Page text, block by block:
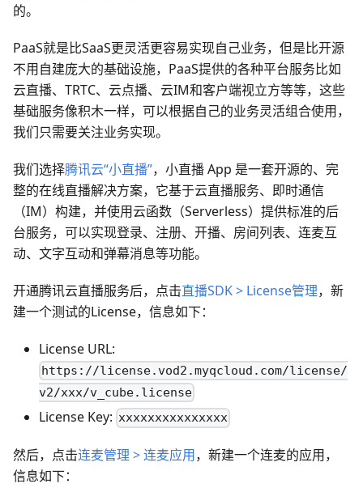
的。
PaaS就是比SaaS更灵活更容易实现自己业务，但是比开源
不用自建庞大的基础设施，PaaS提供的各种平台服务比如
云直播、TRTC、云点播、云IM和客户端视立方等等，这些
基础服务像积木一样，可以根据自己的业务灵活组合使用，
我们只需要关注业务实现。
我们选择腾讯云“小直播”，小直播 App 是一套开源的、完
整的在线直播解决方案，它基于云直播服务、即时通信
（IM）构建，并使用云函数（Serverless）提供标准的后
台服务，可以实现登录、注册、开播、房间列表、连麦互
动、文字互动和弹幕消息等功能。
开通腾讯云直播服务后，点击直播SDK > License管理，新
建一个测试的License，信息如下：
License URL:
https://license.vod2.myqcloud.com/license/
v2/xxx/v_cube.license
License Key: xxxxxxxxxxxxxxx
然后，点击连麦管理 > 连麦应用，新建一个连麦的应用，
信息如下：